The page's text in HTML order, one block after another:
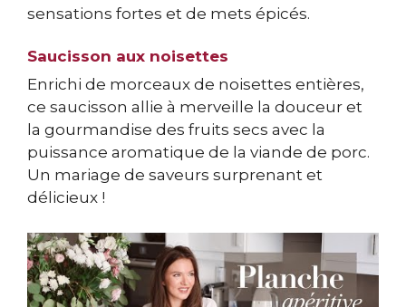
sensations fortes et de mets épicés.
Saucisson aux noisettes
Enrichi de morceaux de noisettes entières,
ce saucisson allie à merveille la douceur et
la gourmandise des fruits secs avec la
puissance aromatique de la viande de porc.
Un mariage de saveurs surprenant et
délicieux !